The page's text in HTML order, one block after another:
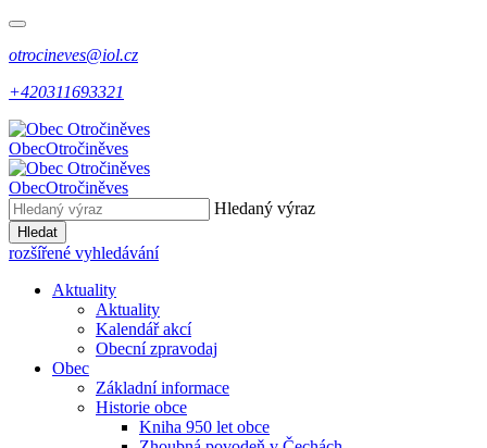
otrocineves@iol.cz
+420311693321
ObecOtročiněves
ObecOtročiněves
Hledaný výraz
Hledat
rozšířené vyhledávání
Aktuality
Aktuality
Kalendář akcí
Obecní zpravodaj
Obec
Základní informace
Historie obce
Kniha 950 let obce